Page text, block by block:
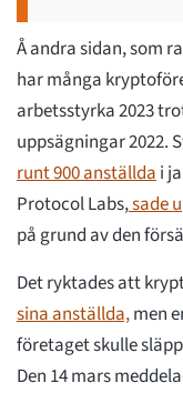
Å andra sidan, som
har många
arbetsstyrka 2023
uppsägningar 2022.
runt 900 anställdai
Protocol Labs,sade
på grund av den
Det ryktades att
sina anställda,men
företaget skulle
Den 14 mars